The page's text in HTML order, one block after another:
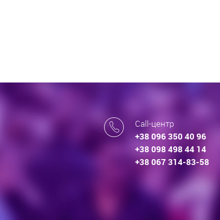
Call-центр
+38 096 350 40 96
+38 098 498 44 14
+38 067 314-83-58